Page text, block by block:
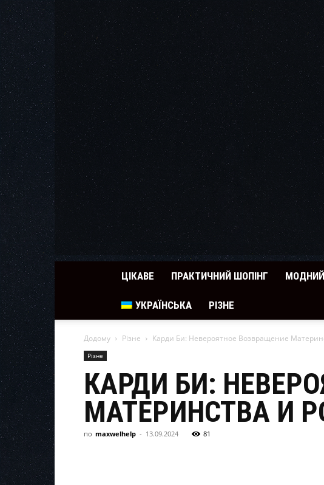
ЦІКАВЕ ПРАКТИЧНИЙ ШОПІНГ
УКРАЇНСЬКА РІЗНЕ
Додому Різне Карди Би: Невероятное Возвращение
Різне
КАРДИ БИ:
МАТЕРИНСТВА И
по maxwelhelp - 13.09.2024 81